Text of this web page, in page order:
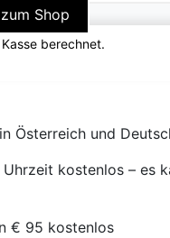
Shop
berechnet.
in Österreich und
kostenlos – es
€ 95 kostenlos